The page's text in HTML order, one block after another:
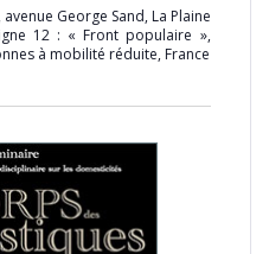
avenue George Sand, La Plaine
12 : « Front populaire »,
à mobilité réduite, France